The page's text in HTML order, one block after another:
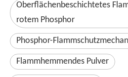
Oberflächenbeschichtetes
rotem Phosphor
Phosphor-
Flammhemmendes Pulver